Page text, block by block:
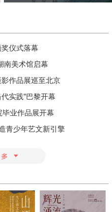
仪式落幕
南美术馆启幕
作品展巡至北京
实践”巴黎开幕
毕业作品展开幕
青少年艺文新引擎